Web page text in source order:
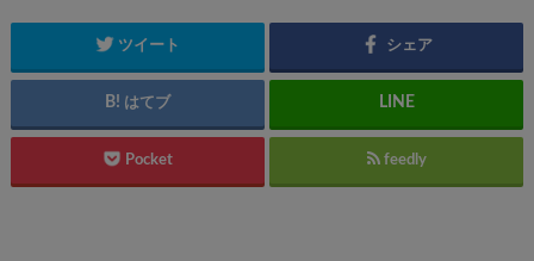
ツイート シェア
はてブ
Pocket feedly